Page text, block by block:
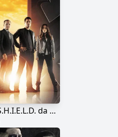
Agentes da S.H.I.E.L.D. da Marvel